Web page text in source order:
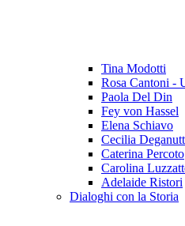
Tina Modotti
Rosa Cantoni -
Paola Del Din
Fey von Hassel
Elena Schiavo
Cecilia
Caterina Percoto
Carolina
Adelaide Ristori
Dialoghi con la Storia